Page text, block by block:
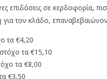
& JAECOO: Την ασφάλεια
επιδόσεις σε κερδοφορία,
τον κλάδο,
τα €4,20
τα €15,10
τα €8,00
€3,50